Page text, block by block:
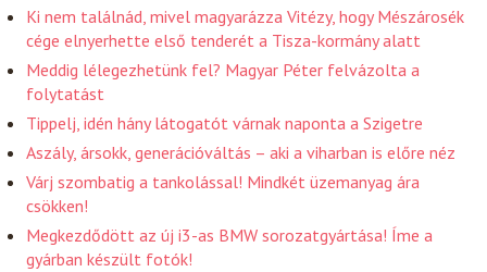
Ki nem találnád, mivel magyarázza Vitézy, hogy Mészárosék
cége elnyerhette első tenderét a Tisza-kormány alatt
Meddig lélegezhetünk fel? Magyar Péter felvázolta a
folytatást
Tippelj, idén hány látogatót várnak naponta a Szigetre
Aszály, ársokk, generációváltás – aki a viharban is előre néz
Várj szombatig a tankolással! Mindkét üzemanyag ára
csökken!
Megkezdődött az új i3-as BMW sorozatgyártása! Íme a
gyárban készült fotók!